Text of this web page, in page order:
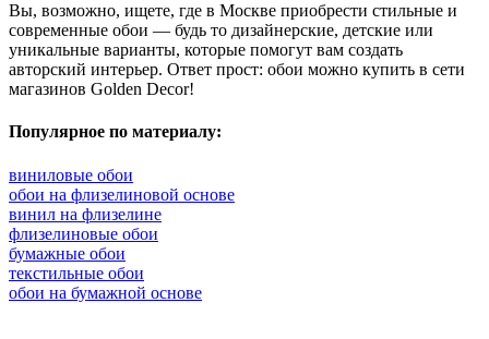
Вы, возможно, ищете, где в Москве приобрести стильные и
современные обои — будь то дизайнерские, детские или
уникальные варианты, которые помогут вам создать
авторский интерьер. Ответ прост: обои можно купить в сети
магазинов Golden Decor!
Популярное по материалу:
виниловые обои
обои на флизелиновой основе
винил на флизелине
флизелиновые обои
бумажные обои
текстильные обои
обои на бумажной основе